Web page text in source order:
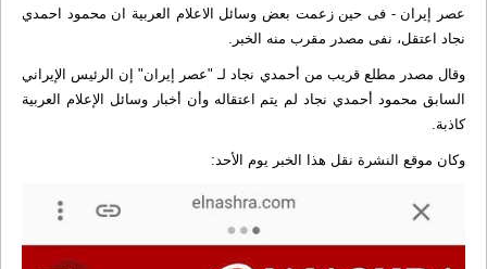
عصر إيران - فی حین زعمت بعض وسائل الاعلام العربية ان محمود احمدي
نجاد اعتقل، نفى مصدر مقرب منه الخبر.
وقال مصدر مطلع قريب من أحمدي نجاد لـ "عصر إيران" إن الرئيس الإيراني
السابق محمود أحمدي نجاد لم يتم اعتقاله وأن أخبار وسائل الإعلام العربية
كاذبة.
وكان موقع النشرة نقل هذا الخبر يوم الأحد: